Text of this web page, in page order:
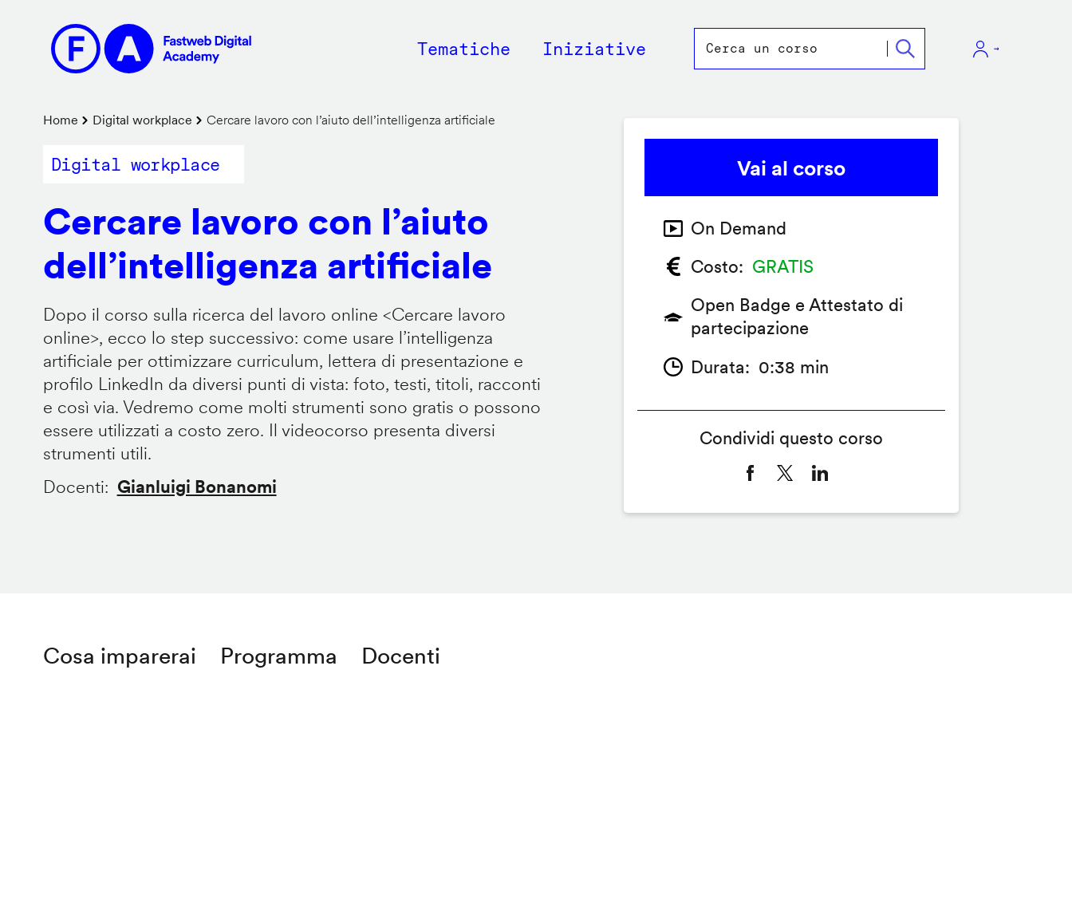
contenuto
principale
Main
Tematiche Iniziative
Briciole
di
Home Digital workplace Cercare lavoro con l’aiuto dell’intelligenza artificiale
Digital workplace
Cercare lavoro con l’aiuto
dell’intelligenza artificiale
Dopo il corso sulla ricerca del lavoro online <Cercare lavoro
online>, ecco lo step successivo: come usare l’intelligenza
artificiale per ottimizzare curriculum, lettera di presentazione e
profilo LinkedIn da diversi punti di vista: foto, testi, titoli, racconti
e così via. Vedremo come molti strumenti sono gratis o possono
essere utilizzati a costo zero. Il videocorso presenta diversi
strumenti utili.
Docenti
Gianluigi Bonanomi
Cosa imparerai Programma Docenti
Vai al corso
On Demand
Costo
GRATIS
Open Badge e Attestato di
partecipazione
Durata
0:38 min
Condividi questo corso